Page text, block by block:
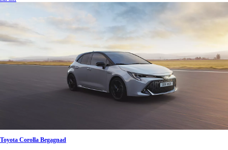
Toyota Corolla Begagnad